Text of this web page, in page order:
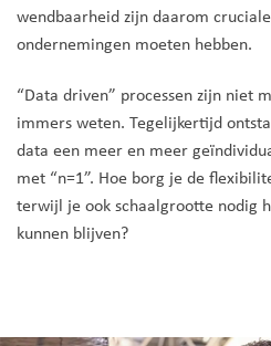
wendbaarheid zijn daarom
ondernemingen moeten hebben.
“Data driven” processen zijn niet
immers weten. Tegelijkertijd
data een meer en meer
met “n=1”. Hoe borg je de
terwijl je ook schaalgrootte nodig
kunnen blijven?